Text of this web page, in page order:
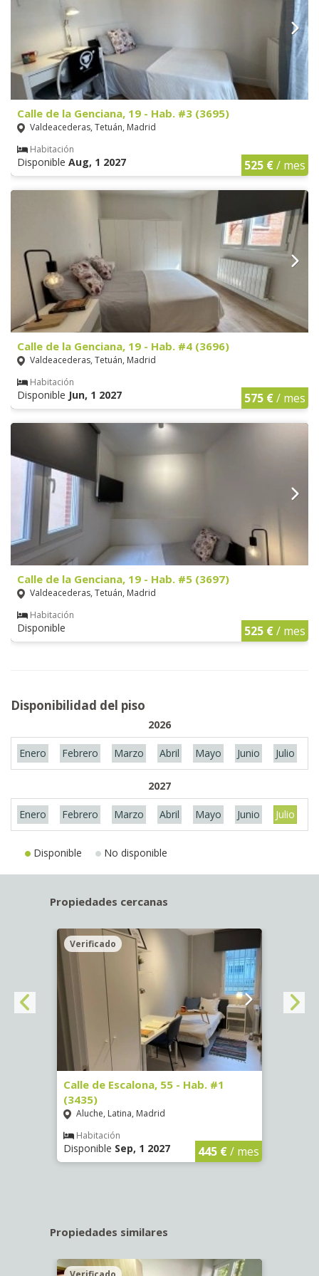
Calle de la Genciana, 19 - Hab. #3 (3695)
Valdeacederas, Tetuán, Madrid
Habitación
Disponible Aug, 1 2027 525 €/ mes
Calle de la Genciana, 19 - Hab. #4 (3696)
Valdeacederas, Tetuán, Madrid
Habitación
Disponible Jun, 1 2027 575 €/ mes
Calle de la Genciana, 19 - Hab. #5 (3697)
Valdeacederas, Tetuán, Madrid
Habitación
Disponible 525 €/ mes
Disponibilidad del piso
2026
Enero Febrero Marzo Abril Mayo Junio Julio
2027
Enero Febrero Marzo Abril Mayo Junio Julio
Disponible No disponible
Propiedades cercanas
Verificado
Calle de Escalona, 55 - Hab. #1
(3435)
Aluche, Latina, Madrid
Habitación
Disponible Sep, 1 2027 445 €/ mes
Propiedades similares